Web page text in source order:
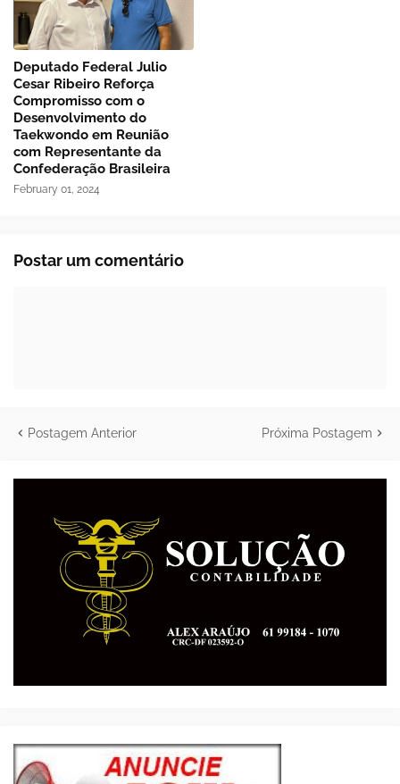
Deputado Federal Julio
Cesar Ribeiro Reforça
Compromisso com o
Desenvolvimento do
Taekwondo em Reunião
com Representante da
Confederação Brasileira
February 01, 2024
Postar um comentário
Postagem Anterior Próxima Postagem